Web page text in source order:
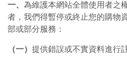
一、 為維護本網站全體使用者之
者，我們得暫停或終止您的購物
部或部分服務：
（一） 提供錯誤或不實資料進行